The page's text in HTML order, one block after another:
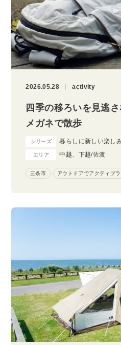
2026.05.28 activity
四季の移ろいを見逃
メガネで散歩
シリーズ 暮らしに新しい楽し
エリア 中越、下越/佐渡
三条市 アウトドアでアクティブ